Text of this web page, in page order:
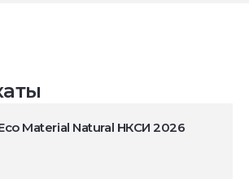
Material Natural НКСИ 2026